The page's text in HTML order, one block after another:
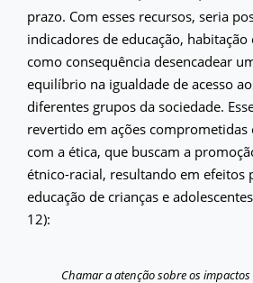
prazo. Com esses recursos, seria
indicadores de educação, habitação
como consequência desencadear
equilíbrio na igualdade de acesso
diferentes grupos da sociedade.
revertido em ações comprometidas
com a ética, que buscam a
étnico-racial, resultando em efeitos
educação de crianças e
12):
Chamar a atenção sobre os